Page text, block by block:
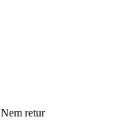
Nem retur